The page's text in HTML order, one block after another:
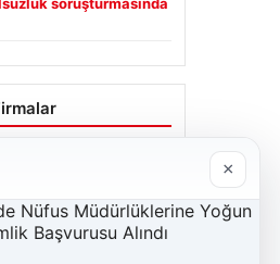
soruşturmasında
×